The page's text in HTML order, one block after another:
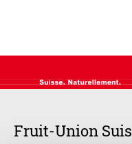
Fruit-Union